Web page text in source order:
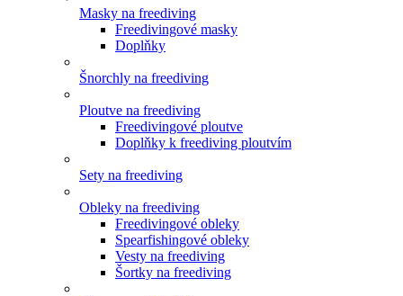
Masky na freediving
Freedivingové masky
Doplňky
Šnorchly na freediving
Ploutve na freediving
Freedivingové ploutve
Doplňky k freediving ploutvím
Sety na freediving
Obleky na freediving
Freedivingové obleky
Spearfishingové obleky
Vesty na freediving
Šortky na freediving